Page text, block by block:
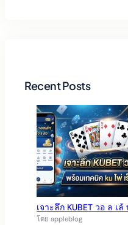
Recent Posts
เจาะลึก KUBET วอ ล เ
โดย appleblog